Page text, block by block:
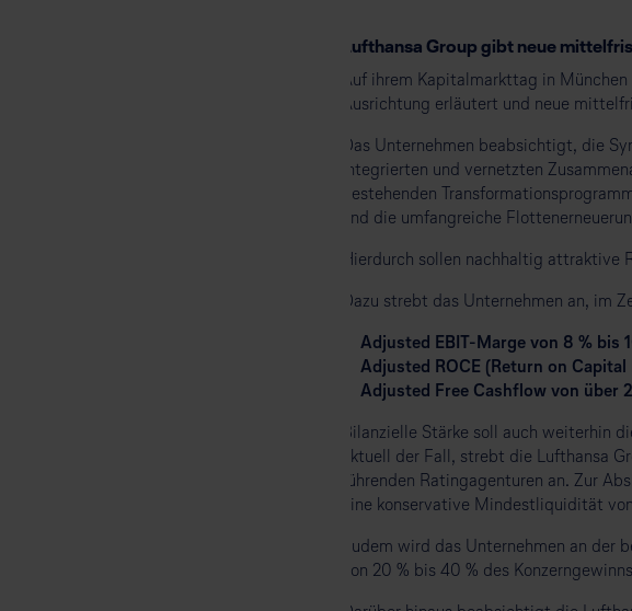
Lufthansa Group gibt neue
Auf ihrem Kapitalmarkttag in
Ausrichtung erläutert und neue
Das Unternehmen beabsichtigt, die
integrierten und vernetzten
bestehenden
und die umfangreiche
Hierdurch sollen nachhaltig
Dazu strebt das Unternehmen an, im
Adjusted EBIT-Marge von 8 % bis
Adjusted ROCE (Return on
Adjusted Free Cashflow von über
Bilanzielle Stärke soll auch weiterhin
aktuell der Fall, strebt die Lufthansa
führenden Ratingagenturen an. Zur
eine konservative Mindestliquidität
Zudem wird das Unternehmen an
von 20 % bis 40 % des